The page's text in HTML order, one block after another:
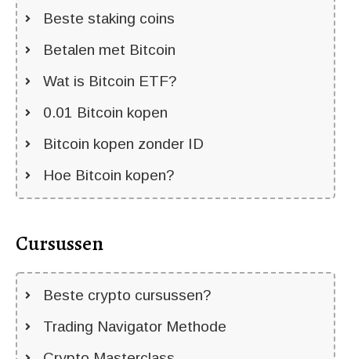
Beste staking coins
Betalen met Bitcoin
Wat is Bitcoin ETF?
0.01 Bitcoin kopen
Bitcoin kopen zonder ID
Hoe Bitcoin kopen?
Cursussen
Beste crypto cursussen?
Trading Navigator Methode